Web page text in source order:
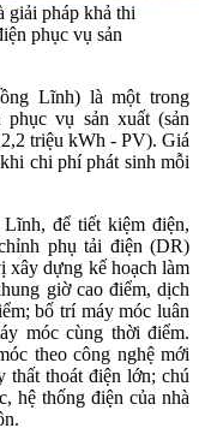
giải pháp khả thi
phục vụ sản
Lĩnh) là một trong
vụ sản xuất (sản
triệu kWh - PV). Giá
chi phí phát sinh mỗi
để tiết kiệm điện,
phụ tải điện (DR)
xây dựng kế hoạch làm
giờ cao điểm, dịch
bố trí máy móc luân
móc cùng thời điểm.
theo công nghệ mới
thất thoát điện lớn; chú
hệ thống điện của nhà